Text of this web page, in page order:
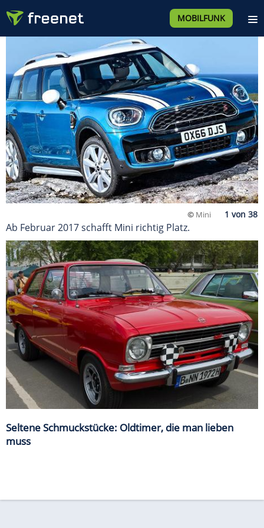
MOBILFUNK
© Mini
Ab Februar 2017 schafft Mini richtig Platz.
Seltene Schmuckstücke: Oldtimer, die man lieben
muss